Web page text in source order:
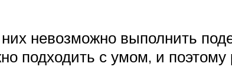
невозможно выполнить
подходить с умом, и поэтому